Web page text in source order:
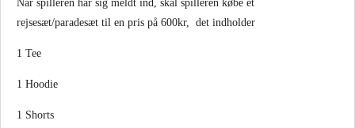
Når spilleren har sig meldt ind, skal spilleren købe et
rejsesæt/paradesæt til en pris på 600kr, det indholder
1 Tee
1 Hoodie
1 Shorts